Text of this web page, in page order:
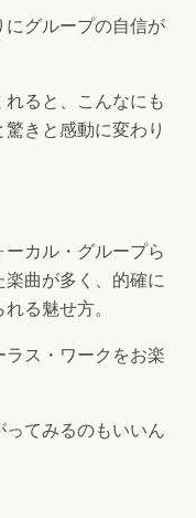
グループの自信が
ると、こんなにも
きと感動に変わり
カル・グループら
楽曲が多く、的確に
る魅せ方。
ス・ワークをお楽
てみるのもいいん